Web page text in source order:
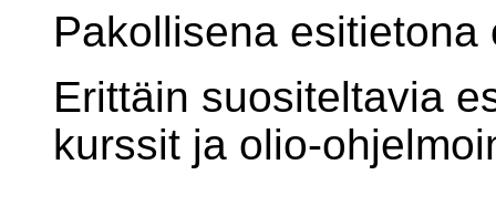
Pakollisena
Erittäin suositeltavia
kurssit ja olio-